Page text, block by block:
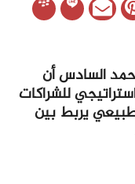
السادس أن
للشراكات
يربط بين